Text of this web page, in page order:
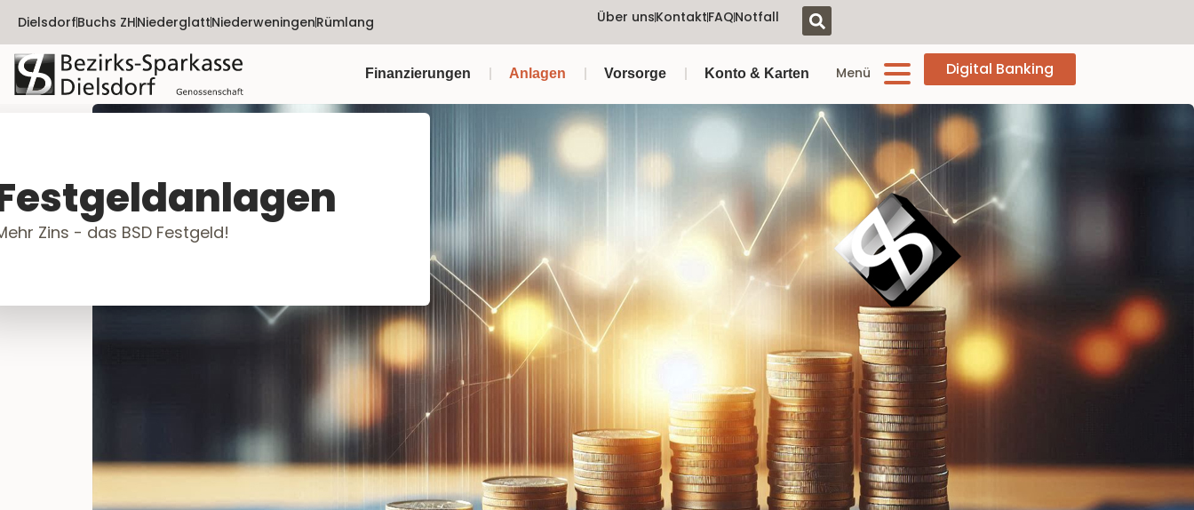
DielsdorfBuchs ZHNiederglattNiederweningenRümlang Über unsKontaktFAQNotfall
Finanzierungen Anlagen Vorsorge Konto & Karten Menü Digital Banking
Zins - das BSD Festgeld!